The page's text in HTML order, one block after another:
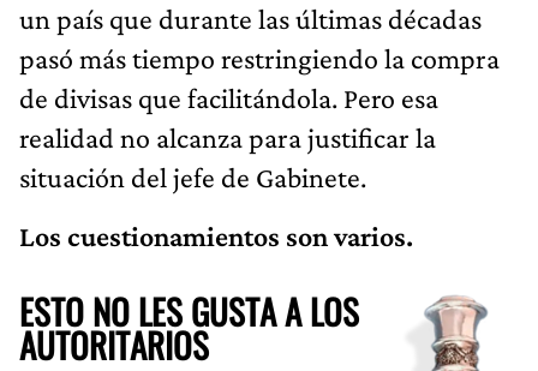
un país que durante las últimas décadas
pasó más tiempo restringiendo la compra
de divisas que facilitándola. Pero esa
realidad no alcanza para justificar la
situación del jefe de Gabinete.
Los cuestionamientos son varios.
ESTO NO LES GUSTA A LOS
AUTORITARIOS